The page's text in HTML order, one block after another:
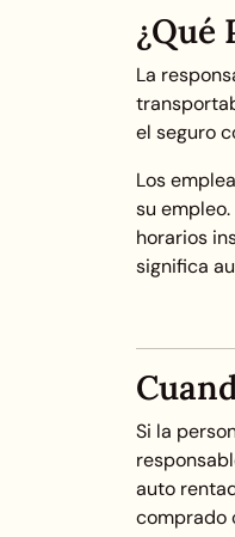
¿Qué
La
el seguro
Los
su
horarios
significa
Si la
auto
comprado